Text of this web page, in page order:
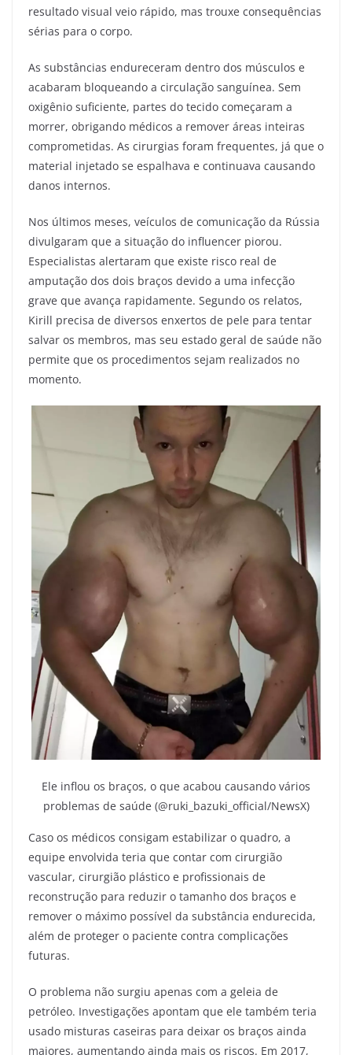
resultado visual veio rápido, mas trouxe consequências
sérias para o corpo.
As substâncias endureceram dentro dos músculos e
acabaram bloqueando a circulação sanguínea. Sem
oxigênio suficiente, partes do tecido começaram a
morrer, obrigando médicos a remover áreas inteiras
comprometidas. As cirurgias foram frequentes, já que o
material injetado se espalhava e continuava causando
danos internos.
Nos últimos meses, veículos de comunicação da Rússia
divulgaram que a situação do influencer piorou.
Especialistas alertaram que existe risco real de
amputação dos dois braços devido a uma infecção
grave que avança rapidamente. Segundo os relatos,
Kirill precisa de diversos enxertos de pele para tentar
salvar os membros, mas seu estado geral de saúde não
permite que os procedimentos sejam realizados no
momento.
Ele inflou os braços, o que acabou causando vários
problemas de saúde (@ruki_bazuki_official/NewsX)
Caso os médicos consigam estabilizar o quadro, a
equipe envolvida teria que contar com cirurgião
vascular, cirurgião plástico e profissionais de
reconstrução para reduzir o tamanho dos braços e
remover o máximo possível da substância endurecida,
além de proteger o paciente contra complicações
futuras.
O problema não surgiu apenas com a geleia de
petróleo. Investigações apontam que ele também teria
usado misturas caseiras para deixar os braços ainda
maiores, aumentando ainda mais os riscos. Em 2017,